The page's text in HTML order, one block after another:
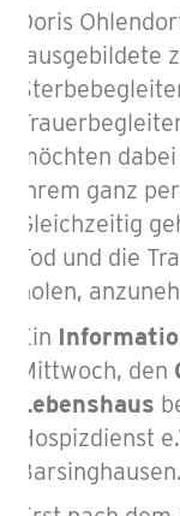
Doris
(ausgebildete
möchten
Ihrem ganz
Gleichzeitig
Tod und die
holen,
Ein
Mittwoch, den
Lebenshaus
Hospizdienst
Barsinghausen.